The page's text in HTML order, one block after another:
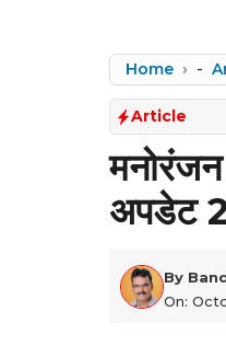
Home -
Article
अपडेट
By
On: